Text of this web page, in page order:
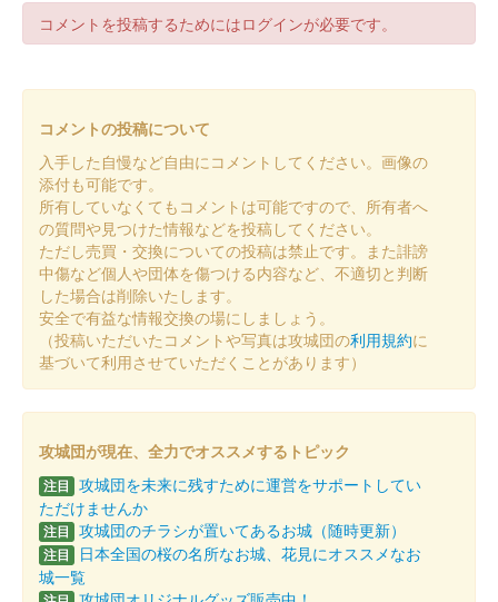
沼田城跡 御城印
販売終了
沼田城址 御城印 十三夜
販売終了
沼田城跡 御城印 七五三
販売終了
沼田城跡 御城印 旧暦（霜月） 2025年版
コメントを投稿するためにはログインが必要です。
コメントの投稿について
入手した自慢など自由にコメントしてください。画像の
添付も可能です。
所有していなくてもコメントは可能ですので、所有者へ
の質問や見つけた情報などを投稿してください。
ただし売買・交換についての投稿は禁止です。また誹謗
中傷など個人や団体を傷つける内容など、不適切と判断
した場合は削除いたします。
安全で有益な情報交換の場にしましょう。
（投稿いただいたコメントや写真は攻城団の利用規約に
基づいて利用させていただくことがあります）
攻城団が現在、全力でオススメするトピック
注目 攻城団を未来に残すために運営をサポートしてい
ただけませんか
注目 攻城団のチラシが置いてあるお城（随時更新）
注目
日本全国の桜の名所なお城、花見にオススメなお
城一覧